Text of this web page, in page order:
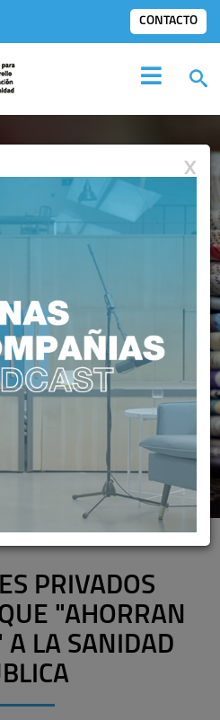
CONTACTO
MEDIOS
PRIVADOS
"AHORRAN
A LA SANIDAD
X